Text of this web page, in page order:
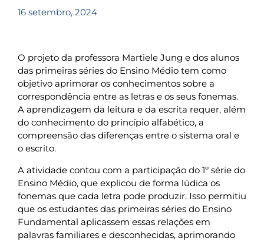
16 setembro, 2024
O projeto da professora Martiele Jung e dos alunos
das primeiras séries do Ensino Médio tem como
objetivo aprimorar os conhecimentos sobre a
correspondência entre as letras e os seus fonemas.
A aprendizagem da leitura e da escrita requer, além
do conhecimento do princípio alfabético, a
compreensão das diferenças entre o sistema oral e
o escrito.
A atividade contou com a participação do 1º série do
Ensino Médio, que explicou de forma lúdica os
fonemas que cada letra pode produzir. Isso permitiu
que os estudantes das primeiras séries do Ensino
Fundamental aplicassem essas relações em
palavras familiares e desconhecidas, aprimorando